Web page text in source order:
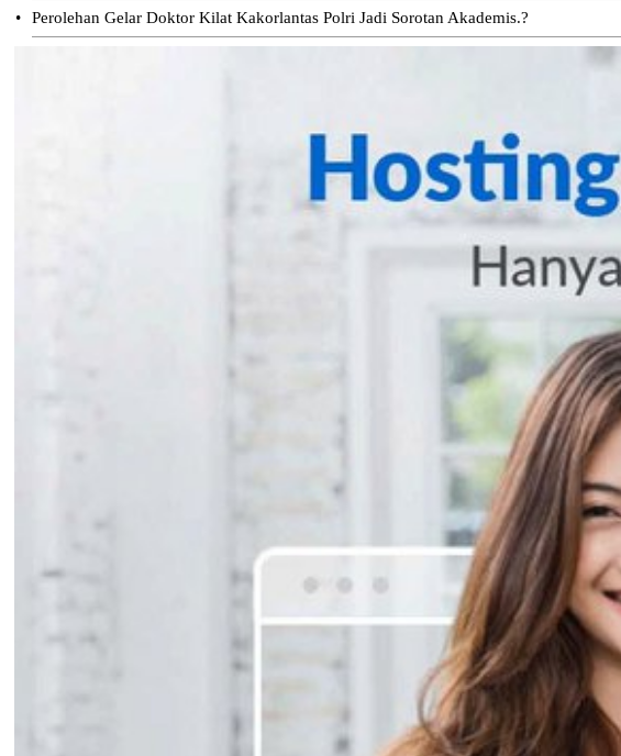
• Perolehan Gelar Doktor Kilat Kakorlantas Polri Jadi Sorotan Akademis.?